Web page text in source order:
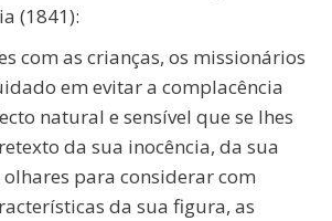
(1841):
com as crianças, os missionários
em evitar a complacência
natural e sensível que se lhes
da sua inocência, da sua
olhares para considerar com
da sua figura, as